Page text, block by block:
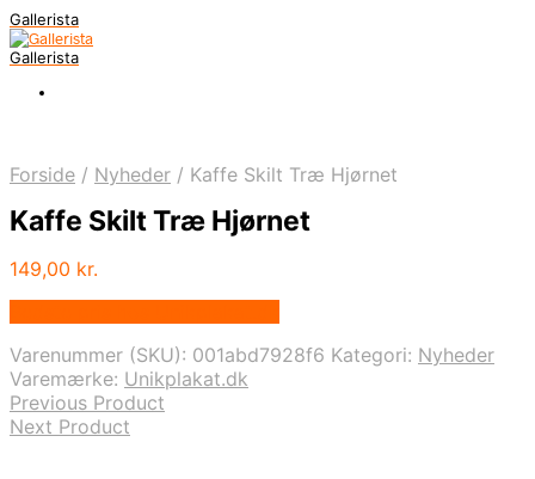
Gallerista
Gallerista
Forside / Nyheder / Kaffe Skilt Træ Hjørnet
Kaffe Skilt Træ Hjørnet
149,00 kr.
Varenummer (SKU): 001abd7928f6 Kategori: Nyheder
Varemærke: Unikplakat.dk
Previous Product
Next Product